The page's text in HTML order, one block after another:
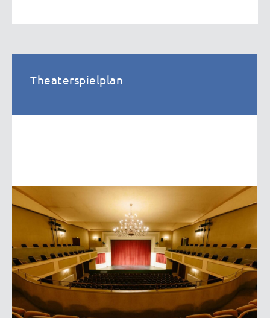
Theaterspielplan